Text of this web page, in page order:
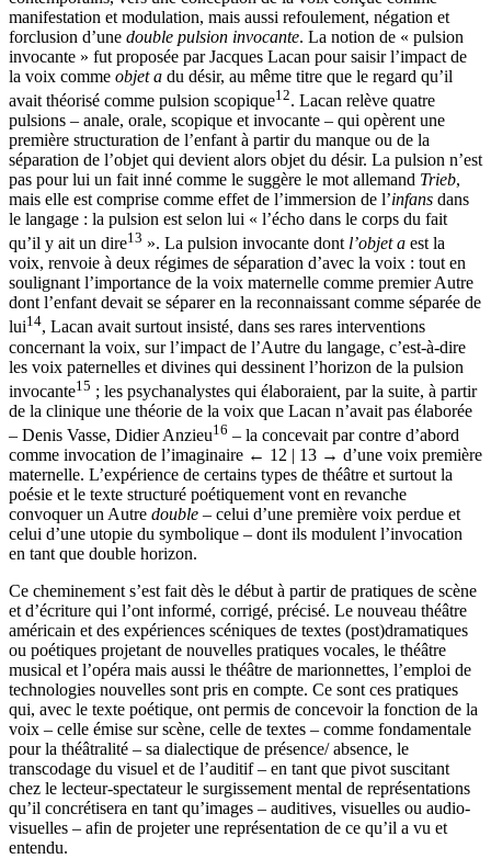
manifestation et modulation, mais aussi refoulement, négation et
forclusion d’une double pulsion invocante. La notion de « pulsion
invocante » fut proposée par Jacques Lacan pour saisir l’impact de
la voix comme objet a du désir, au même titre que le regard qu’il
avait théorisé comme pulsion scopique12. Lacan relève quatre
pulsions – anale, orale, scopique et invocante – qui opèrent une
première structuration de l’enfant à partir du manque ou de la
séparation de l’objet qui devient alors objet du désir. La pulsion n’est
pas pour lui un fait inné comme le suggère le mot allemand Trieb,
mais elle est comprise comme effet de l’immersion de l’infans dans
le langage : la pulsion est selon lui « l’écho dans le corps du fait
qu’il y ait un dire13 ». La pulsion invocante dont l’objet a est la
voix, renvoie à deux régimes de séparation d’avec la voix : tout en
soulignant l’importance de la voix maternelle comme premier Autre
dont l’enfant devait se séparer en la reconnaissant comme séparée de
lui14, Lacan avait surtout insisté, dans ses rares interventions
concernant la voix, sur l’impact de l’Autre du langage, c’est-à-dire
les voix paternelles et divines qui dessinent l’horizon de la pulsion
invocante15 ; les psychanalystes qui élaboraient, par la suite, à partir
de la clinique une théorie de la voix que Lacan n’avait pas élaborée
– Denis Vasse, Didier Anzieu16 – la concevait par contre d’abord
comme invocation de l’imaginaire ← 12 | 13 → d’une voix première
maternelle. L’expérience de certains types de théâtre et surtout la
poésie et le texte structuré poétiquement vont en revanche
convoquer un Autre double – celui d’une première voix perdue et
celui d’une utopie du symbolique – dont ils modulent l’invocation
en tant que double horizon.
Ce cheminement s’est fait dès le début à partir de pratiques de scène
et d’écriture qui l’ont informé, corrigé, précisé. Le nouveau théâtre
américain et des expériences scéniques de textes (post)dramatiques
ou poétiques projetant de nouvelles pratiques vocales, le théâtre
musical et l’opéra mais aussi le théâtre de marionnettes, l’emploi de
technologies nouvelles sont pris en compte. Ce sont ces pratiques
qui, avec le texte poétique, ont permis de concevoir la fonction de la
voix – celle émise sur scène, celle de textes – comme fondamentale
pour la théâtralité – sa dialectique de présence/ absence, le
transcodage du visuel et de l’auditif – en tant que pivot suscitant
chez le lecteur-spectateur le surgissement mental de représentations
qu’il concrétisera en tant qu’images – auditives, visuelles ou audio-
visuelles – afin de projeter une représentation de ce qu’il a vu et
entendu.